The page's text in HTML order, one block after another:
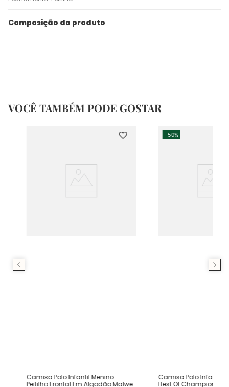
Composição do produto
VOCÊ TAMBÉM PODE GOSTAR
Camisa Polo Infantil Menino
Peitilho Frontal Em Algodão Malwee
-50%
Camisa Polo Infantil
Best Of Champions